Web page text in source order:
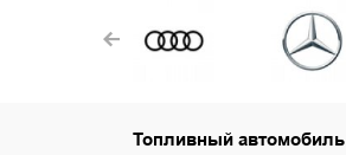
Топливный автомобиль